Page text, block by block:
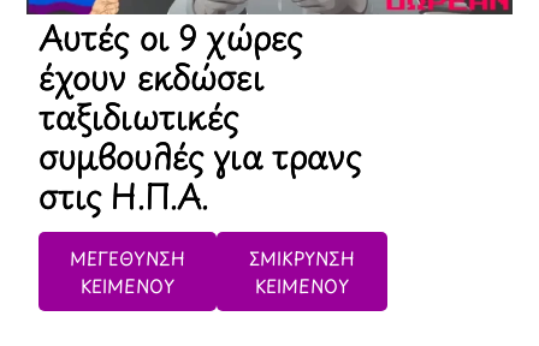
Αυτές οι 9 χώρες
έχουν εκδώσει
ταξιδιωτικές
συμβουλές για τρανς
στις Η.Π.Α.
ΜΕΓΕΘΥΝΣΗ
ΚΕΙΜΕΝΟΥ
ΣΜΙΚΡΥΝΣΗ
ΚΕΙΜΕΝΟΥ